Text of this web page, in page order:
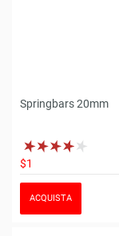
Springbars 20mm
$1
ACQUISTA